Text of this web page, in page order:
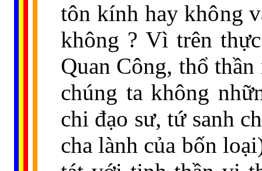
tôn kính hay không
không ? Vì trên
Quan Công, thổ
chúng ta không
chi đạo sư, tứ sanh
cha lành của bốn